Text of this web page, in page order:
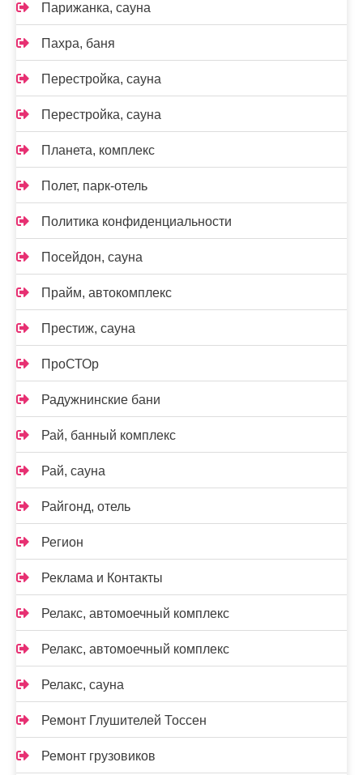
Парижанка, сауна
Пахра, баня
Перестройка, сауна
Перестройка, сауна
Планета, комплекс
Полет, парк-отель
Политика конфиденциальности
Посейдон, сауна
Прайм, автокомплекс
Престиж, сауна
ПроСТОр
Радужнинские бани
Рай, банный комплекс
Рай, сауна
Райгонд, отель
Регион
Реклама и Контакты
Релакс, автомоечный комплекс
Релакс, автомоечный комплекс
Релакс, сауна
Ремонт Глушителей Тоссен
Ремонт грузовиков